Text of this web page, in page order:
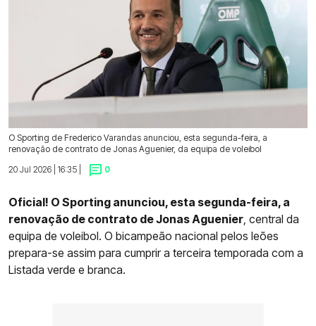
O Sporting de Frederico Varandas anunciou, esta segunda-feira, a
renovação de contrato de Jonas Aguenier, da equipa de voleibol
20 Jul 2026 | 16:35 |
0
Oficial! O Sporting anunciou, esta segunda-feira, a
renovação de contrato de Jonas Aguenier , central da
equipa de voleibol. O bicampeão nacional pelos leões
prepara-se assim para cumprir a terceira temporada com a
Listada verde e branca.